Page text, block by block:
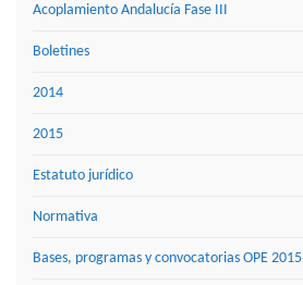
Acoplamiento Andalucía Fase III
Boletines
2014
2015
Estatuto jurídico
Normativa
Bases, programas y convocatorias OPE 2015